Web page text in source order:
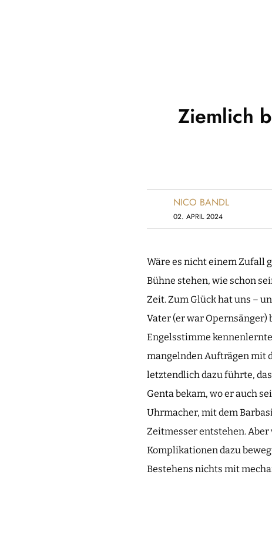
Ziemlich
NICO BANDL
02. APRIL 2024
Wäre es nicht einem Zufall
Bühne stehen, wie schon
Zeit. Zum Glück hat uns –
Vater (er war Opernsänger)
Engelsstimme
mangelnden Aufträgen mit
letztendlich dazu führte,
Genta bekam, wo er auch
Uhrmacher, mit dem
Zeitmesser entstehen.
Komplikationen dazu
Bestehens nichts mit